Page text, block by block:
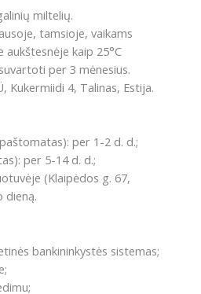
miltelių.
tamsioje, vaikams
kaip 25°C
per 3 mėnesius.
Kukermiidi 4, Talinas, Estija.
per 1-2 d. d.;
per 5-14 d. d.;
(Klaipėdos g. 67,
dieną.
bankininkystės sistemas;